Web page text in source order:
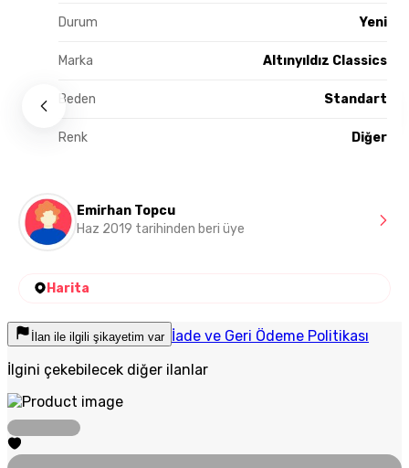
Durum Yeni
Marka Altınyıldız Classics
Beden Standart
Renk Diğer
Emirhan Topcu
Haz 2019 tarihinden beri üye
Harita
İlan ile ilgili şikayetim var İade ve Geri Ödeme Politikası
İlgini çekebilecek diğer ilanlar